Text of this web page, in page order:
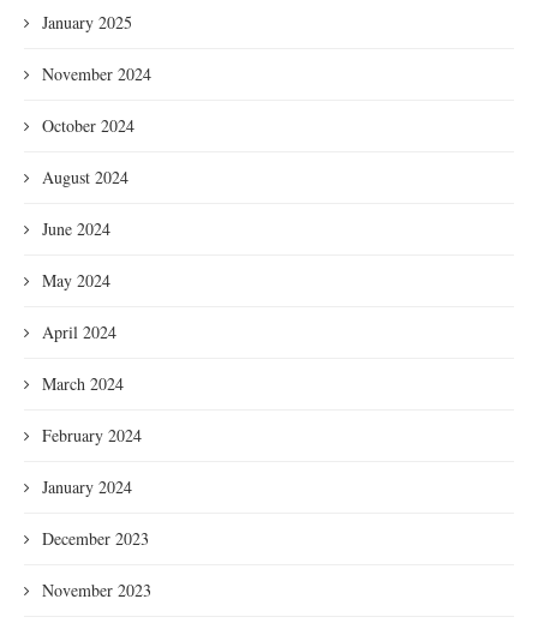
January 2025
November 2024
October 2024
August 2024
June 2024
May 2024
April 2024
March 2024
February 2024
January 2024
December 2023
November 2023